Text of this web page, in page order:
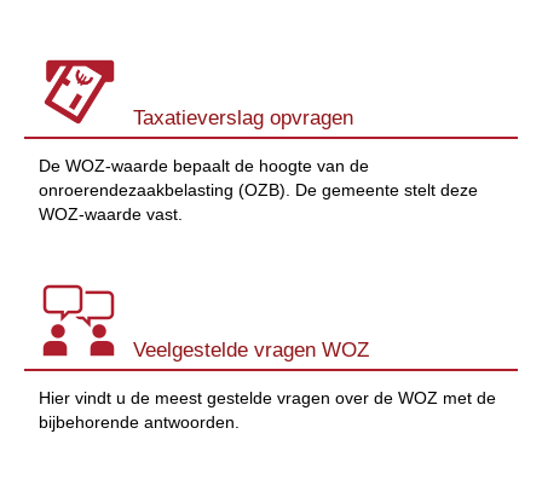
Taxatieverslag opvragen
De WOZ-waarde bepaalt de hoogte van de
onroerendezaakbelasting (OZB). De gemeente stelt deze
WOZ-waarde vast.
Veelgestelde vragen WOZ
Hier vindt u de meest gestelde vragen over de WOZ met de
bijbehorende antwoorden.